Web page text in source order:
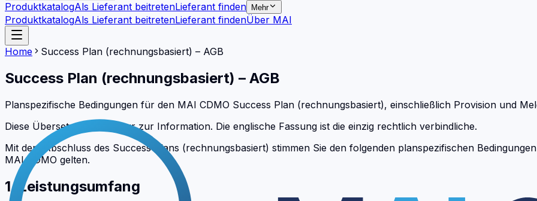
ProduktkatalogAls Lieferant beitretenLieferant finden Mehr
ProduktkatalogAls Lieferant beitretenLieferant findenÜber MAI
Home Success Plan (rechnungsbasiert) – AGB
Success Plan (rechnungsbasiert) – AGB
Planspezifische Bedingungen für den MAI CDMO Success Plan (rechnungsbasiert), einschließlich Provision und
Diese Übersetzung dient nur zur Information. Die englische Fassung ist die einzig rechtlich verbindliche.
Mit dem Abschluss des Success Plans (rechnungsbasiert) stimmen Sie den folgenden planspezifischen
MAI CDMO gelten.
1. Leistungsumfang